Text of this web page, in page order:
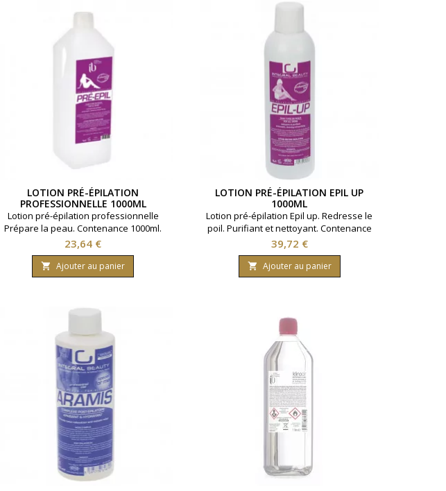
LOTION PRÉ-ÉPILATION
PROFESSIONNELLE 1000ML
Lotion pré-épilation professionnelle
Prépare la peau. Contenance 1000ml.
Prix
23,64 €
 Ajouter au panier
LOTION PRÉ-ÉPILATION EPIL UP
1000ML
Lotion pré-épilation Epil up. Redresse le
poil. Purifiant et nettoyant. Contenance
1000ml.
Prix
39,72 €
 Ajouter au panier